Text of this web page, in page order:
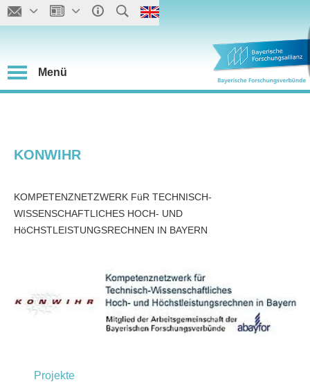
Menü
KONWIHR
KOMPETENZNETZWERK FüR TECHNISCH-
WISSENSCHAFTLICHES HOCH- UND
HöCHSTLEISTUNGSRECHNEN IN BAYERN
Projekte